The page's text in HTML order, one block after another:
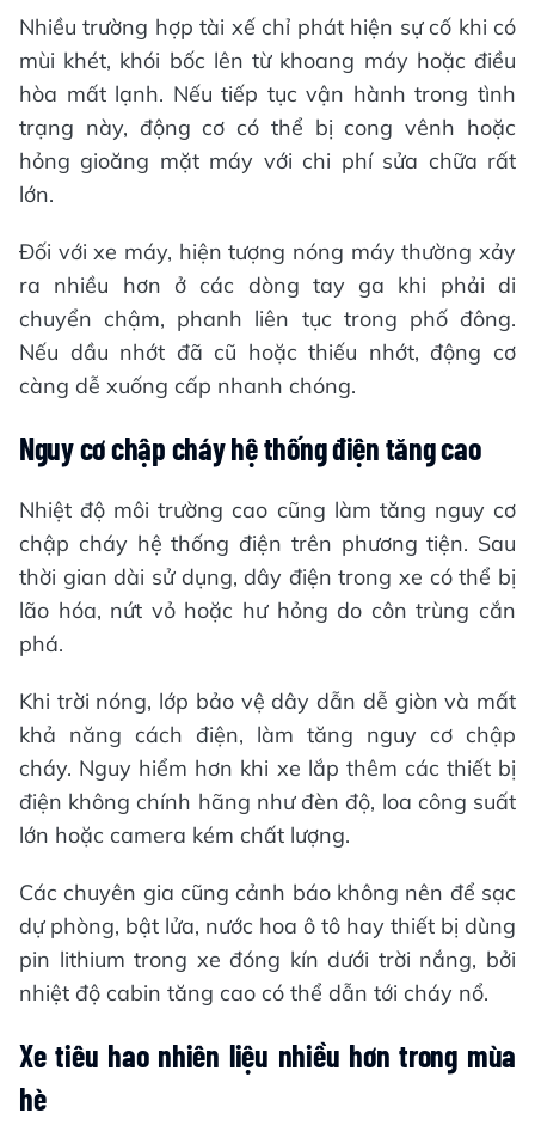
Nhiều trường hợp tài xế chỉ phát hiện sự cố khi có
mùi khét, khói bốc lên từ khoang máy hoặc điều
hòa mất lạnh. Nếu tiếp tục vận hành trong tình
trạng này, động cơ có thể bị cong vênh hoặc
hỏng gioăng mặt máy với chi phí sửa chữa rất
lớn.
Đối với xe máy, hiện tượng nóng máy thường xảy
ra nhiều hơn ở các dòng tay ga khi phải di
chuyển chậm, phanh liên tục trong phố đông.
Nếu dầu nhớt đã cũ hoặc thiếu nhớt, động cơ
càng dễ xuống cấp nhanh chóng.
Nguy cơ chập cháy hệ thống điện tăng cao
Nhiệt độ môi trường cao cũng làm tăng nguy cơ
chập cháy hệ thống điện trên phương tiện. Sau
thời gian dài sử dụng, dây điện trong xe có thể bị
lão hóa, nứt vỏ hoặc hư hỏng do côn trùng cắn
phá.
Khi trời nóng, lớp bảo vệ dây dẫn dễ giòn và mất
khả năng cách điện, làm tăng nguy cơ chập
cháy. Nguy hiểm hơn khi xe lắp thêm các thiết bị
điện không chính hãng như đèn độ, loa công suất
lớn hoặc camera kém chất lượng.
Các chuyên gia cũng cảnh báo không nên để sạc
dự phòng, bật lửa, nước hoa ô tô hay thiết bị dùng
pin lithium trong xe đóng kín dưới trời nắng, bởi
nhiệt độ cabin tăng cao có thể dẫn tới cháy nổ.
Xe tiêu hao nhiên liệu nhiều hơn trong mùa
hè